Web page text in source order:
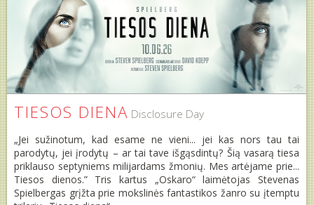
TIESOS DIENA Disclosure Day
„Jei sužinotum, kad esame ne vieni... jei kas nors tau tai
parodytų, jei įrodytų – ar tai tave išgąsdintų? Šią vasarą tiesa
priklauso septyniems milijardams žmonių. Mes artėjame prie...
Tiesos dienos.” Tris kartus „Oskaro“ laimėtojas Stevenas
Spielbergas grįžta prie mokslinės fantastikos žanro su įtemptu